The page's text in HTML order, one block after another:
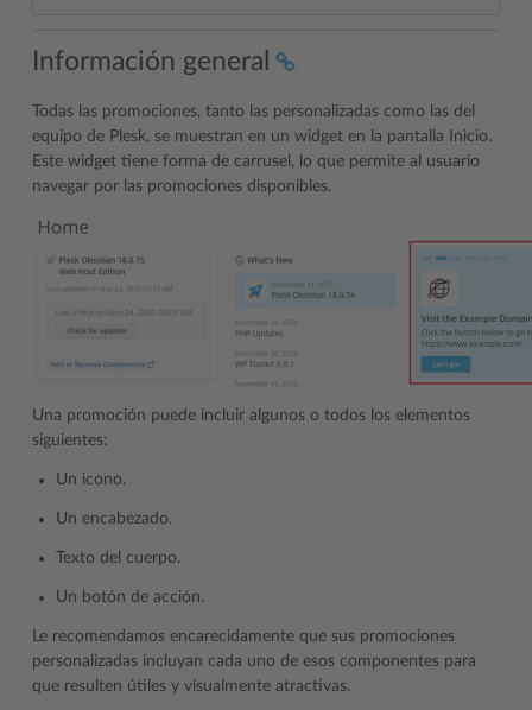
Información general
Todas las promociones, tanto las personalizadas como las del
equipo de Plesk, se muestran en un widget en la pantalla Inicio.
Este widget tiene forma de carrusel, lo que permite al usuario
navegar por las promociones disponibles.
Una promoción puede incluir algunos o todos los elementos
siguientes:
Un icono.
Un encabezado.
Texto del cuerpo.
Un botón de acción.
Le recomendamos encarecidamente que sus promociones
personalizadas incluyan cada uno de esos componentes para
que resulten útiles y visualmente atractivas.